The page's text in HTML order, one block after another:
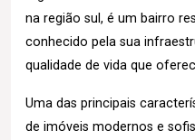
na região sul, é um bairro
conhecido pela sua
qualidade de vida que
Uma das principais
de imóveis modernos e